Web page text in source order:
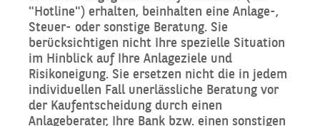
"Hotline") erhalten, beinhalten eine Anlage-,
Steuer- oder sonstige Beratung. Sie
berücksichtigen nicht Ihre spezielle Situation
im Hinblick auf Ihre Anlageziele und
Risikoneigung. Sie ersetzen nicht die in jedem
individuellen Fall unerlässliche Beratung vor
der Kaufentscheidung durch einen
Anlageberater, Ihre Bank bzw. einen sonstigen